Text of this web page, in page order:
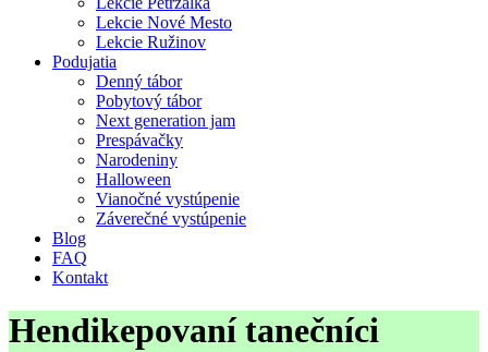
Lekcie Nové Mesto
Lekcie Ružinov
Podujatia
Denný tábor
Pobytový tábor
Next generation jam
Prespávačky
Narodeniny
Halloween
Vianočné vystúpenie
Záverečné vystúpenie
Blog
FAQ
Kontakt
Hendikepovaní tanečníci